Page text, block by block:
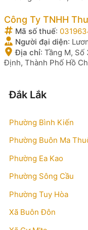
Công Ty TNHH
Mã số thuế:
Người đại diện:
Địa chỉ: Tầng M,
Định, Thành Phố Hồ
Đắk Lắk
Phường Bình Kiến
Phường Buôn Ma
Phường Ea Kao
Phường Sông Cầu
Phường Tuy Hòa
Xã Buôn Đôn